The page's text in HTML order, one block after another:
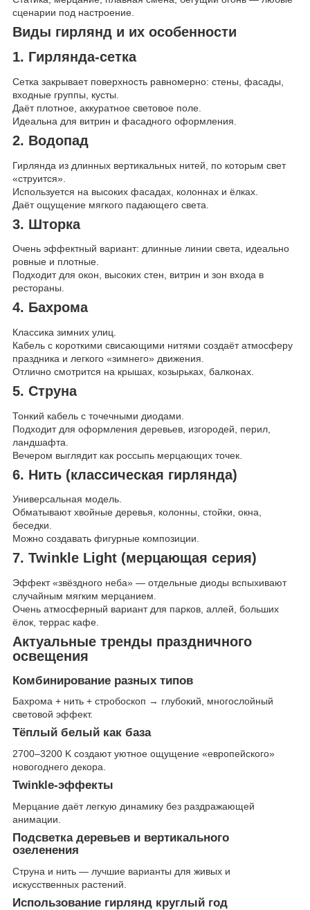
сценарии под настроение.
Виды гирлянд и их особенности
1. Гирлянда-сетка
Сетка закрывает поверхность равномерно: стены, фасады,
входные группы, кусты.
Даёт плотное, аккуратное световое поле.
Идеальна для витрин и фасадного оформления.
2. Водопад
Гирлянда из длинных вертикальных нитей, по которым свет
«струится».
Используется на высоких фасадах, колоннах и ёлках.
Даёт ощущение мягкого падающего света.
3. Шторка
Очень эффектный вариант: длинные линии света, идеально
ровные и плотные.
Подходит для окон, высоких стен, витрин и зон входа в
рестораны.
4. Бахрома
Классика зимних улиц.
Кабель с короткими свисающими нитями создаёт атмосферу
праздника и легкого «зимнего» движения.
Отлично смотрится на крышах, козырьках, балконах.
5. Струна
Тонкий кабель с точечными диодами.
Подходит для оформления деревьев, изгородей, перил,
ландшафта.
Вечером выглядит как россыпь мерцающих точек.
6. Нить (классическая гирлянда)
Универсальная модель.
Обматывают хвойные деревья, колонны, стойки, окна,
беседки.
Можно создавать фигурные композиции.
7. Twinkle Light (мерцающая серия)
Эффект «звёздного неба» — отдельные диоды вспыхивают
случайным мягким мерцанием.
Очень атмосферный вариант для парков, аллей, больших
ёлок, террас кафе.
Актуальные тренды праздничного
освещения
Комбинирование разных типов
Бахрома + нить + стробоскоп → глубокий, многослойный
световой эффект.
Тёплый белый как база
2700–3200 K создают уютное ощущение «европейского»
новогоднего декора.
Twinkle-эффекты
Мерцание даёт легкую динамику без раздражающей
анимации.
Подсветка деревьев и вертикального
озеленения
Струна и нить — лучшие варианты для живых и
искусственных растений.
Использование гирлянд круглый год